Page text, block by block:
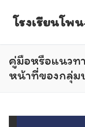
โรงเรียนโพ
คู่มือหรือแนวท
หน้าที่ของกลุ่ม